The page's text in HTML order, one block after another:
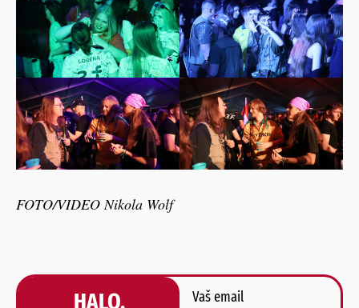
FOTO/VIDEO Nikola Wolf
HALO,
Vaš email